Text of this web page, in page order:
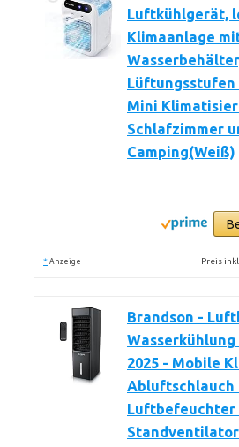
Luftkühlgerät,
Klimaanlage
Lüftungsstufen
Mini
Schlafzimmer
Camping(Weiß)
* Anzeige Preis
Brandson -
2025 - Mobile
Abluftschlauch